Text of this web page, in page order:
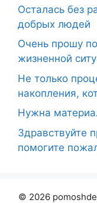
Осталась без
добрых людей
Очень прошу
жизненной
Не только
накопления,
Нужна
Здравствуйте
помогите
© 2026